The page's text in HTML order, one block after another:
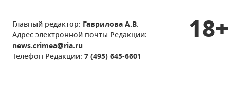
Главный редактор: Гаврилова А.В.
Адрес электронной почты Редакции:
news.crimea@ria.ru
Телефон Редакции: 7 (495) 645-6601
18+